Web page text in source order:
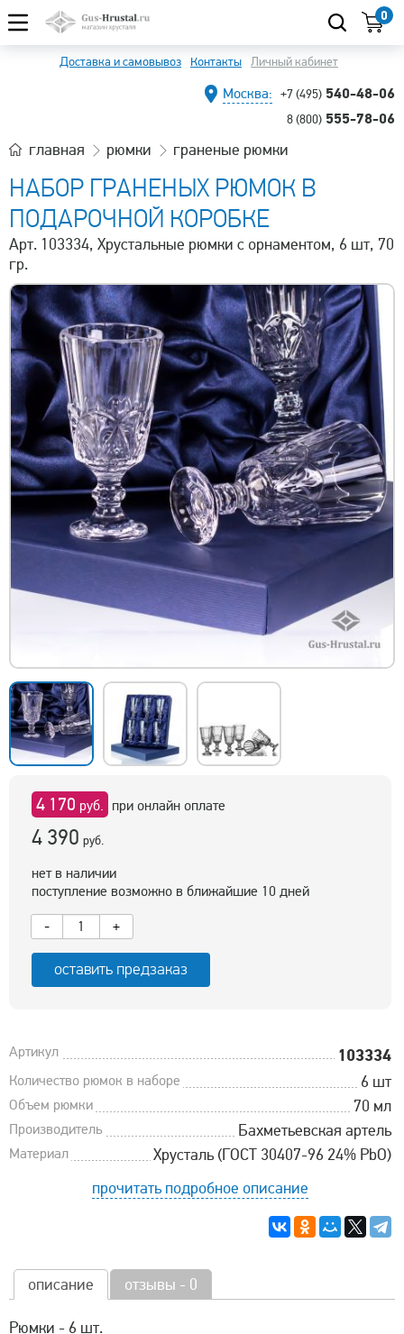
0
Доставка и самовывоз Контакты Личный кабинет
Москва: +7 (495) 540-48-06
8 (800) 555-78-06
главная рюмки граненые рюмки
НАБОР ГРАНЕНЫХ РЮМОК В
ПОДАРОЧНОЙ КОРОБКЕ
Арт. 103334, Хрустальные рюмки с орнаментом, 6 шт, 70
гр.
4 170 руб. при онлайн оплате
4 390 руб.
нет в наличии
поступление возможно в ближайшие 10 дней
-
+
оставить предзаказ
Артикул 103334
Количество рюмок в наборе 6 шт
Объем рюмки 70 мл
Производитель Бахметьевская артель
Материал
Хрусталь (ГОСТ 30407-96 24% PbO)
прочитать подробное описание
описание отзывы - 0
Рюмки - 6 шт.